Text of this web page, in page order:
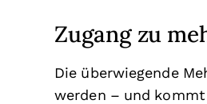
Zugang zu
Die überwiegende
werden – und